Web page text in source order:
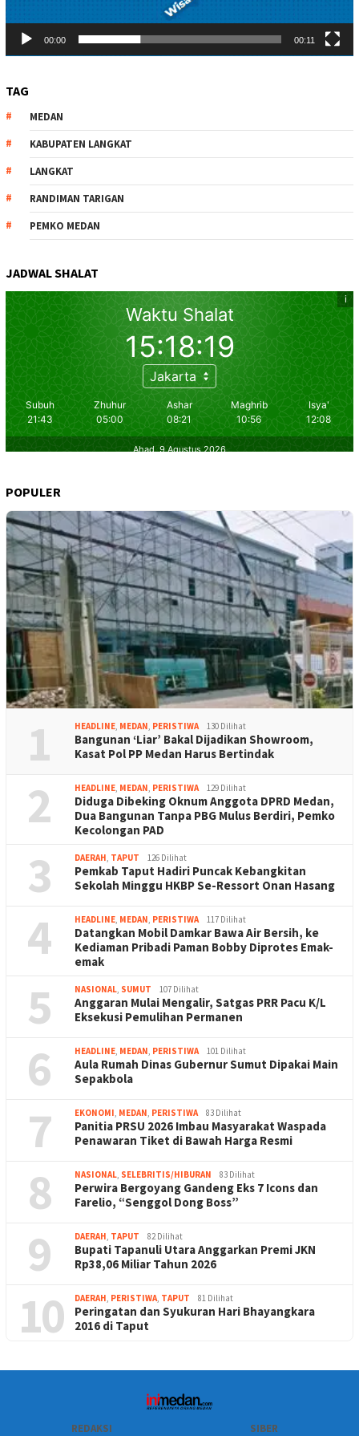
00:00 00:11
TAG
MEDAN
KABUPATEN LANGKAT
LANGKAT
RANDIMAN TARIGAN
PEMKO MEDAN
JADWAL SHALAT
POPULER
1 HEADLINE, MEDAN, PERISTIWA 130 Dilihat
Bangunan ‘Liar’ Bakal Dijadikan Showroom,
Kasat Pol PP Medan Harus Bertindak
2 HEADLINE, MEDAN, PERISTIWA 129 Dilihat
Diduga Dibeking Oknum Anggota DPRD Medan,
Dua Bangunan Tanpa PBG Mulus Berdiri, Pemko
Kecolongan PAD
3 DAERAH, TAPUT 126 Dilihat
Pemkab Taput Hadiri Puncak Kebangkitan
Sekolah Minggu HKBP Se-Ressort Onan Hasang
4 HEADLINE, MEDAN, PERISTIWA 117 Dilihat
Datangkan Mobil Damkar Bawa Air Bersih, ke
Kediaman Pribadi Paman Bobby Diprotes Emak-
emak
5 NASIONAL, SUMUT 107 Dilihat
Anggaran Mulai Mengalir, Satgas PRR Pacu K/L
Eksekusi Pemulihan Permanen
6 HEADLINE, MEDAN, PERISTIWA 101 Dilihat
Aula Rumah Dinas Gubernur Sumut Dipakai Main
Sepakbola
7 EKONOMI, MEDAN, PERISTIWA 83 Dilihat
Panitia PRSU 2026 Imbau Masyarakat Waspada
Penawaran Tiket di Bawah Harga Resmi
8 NASIONAL, SELEBRITIS/HIBURAN 83 Dilihat
Perwira Bergoyang Gandeng Eks 7 Icons dan
Farelio, “Senggol Dong Boss”
9 DAERAH, TAPUT 82 Dilihat
Bupati Tapanuli Utara Anggarkan Premi JKN
Rp38,06 Miliar Tahun 2026
10 DAERAH, PERISTIWA, TAPUT 81 Dilihat
Peringatan dan Syukuran Hari Bhayangkara
2016 di Taput
REDAKSI SIBER